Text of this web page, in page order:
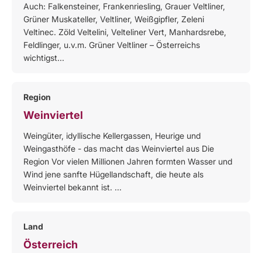
Auch: Falkensteiner, Frankenriesling, Grauer Veltliner,
Grüner Muskateller, Veltliner, Weißgipfler, Zeleni
Veltinec. Zöld Veltelini, Velteliner Vert, Manhardsrebe,
Feldlinger, u.v.m. Grüner Veltliner – Österreichs
wichtigst...
Region
Weinviertel
Weingüter, idyllische Kellergassen, Heurige und
Weingasthöfe - das macht das Weinviertel aus Die
Region Vor vielen Millionen Jahren formten Wasser und
Wind jene sanfte Hügellandschaft, die heute als
Weinviertel bekannt ist. ...
Land
Österreich